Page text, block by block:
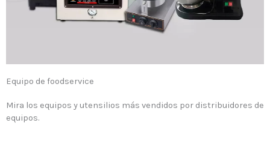
Equipo de foodservice
Mira los equipos y utensilios más vendidos por distribuidores de
equipos.